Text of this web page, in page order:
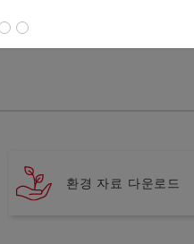
환경 자료 다운로드